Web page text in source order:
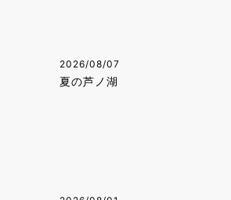
2026/08/07
夏の芦ノ湖